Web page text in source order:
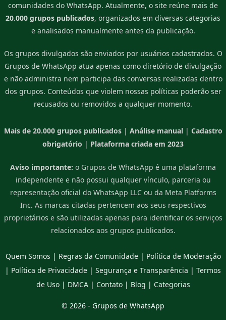
comunidades do WhatsApp. Atualmente, o site reúne mais de
20.000 grupos publicados, organizados em diversas categorias
e analisados manualmente antes da publicação.
Os grupos divulgados são enviados por usuários cadastrados. O
Grupos de WhatsApp atua apenas como diretório de divulgação
e não administra nem participa das conversas realizadas dentro
dos grupos. Conteúdos que violem nossas políticas poderão ser
recusados ou removidos a qualquer momento.
Mais de 20.000 grupos publicados| Análise manual| Cadastro
obrigatório | Plataforma criada em 2023
Aviso importante: o Grupos de WhatsApp é uma plataforma
independente e não possui qualquer vínculo, parceria ou
representação oficial do WhatsApp LLC ou da Meta Platforms
Inc. As marcas citadas pertencem aos seus respectivos
proprietários e são utilizadas apenas para identificar os serviços
relacionados aos grupos publicados.
Quem Somos | Regras da Comunidade| Política de Moderação
| Política de Privacidade | Segurança e Transparência | Termos
de Uso| DMCA| Contato| Blog | Categorias
© 2026 - Grupos de WhatsApp